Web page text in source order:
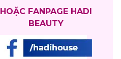
HOẶC FANPAGE HADI
BEAUTY